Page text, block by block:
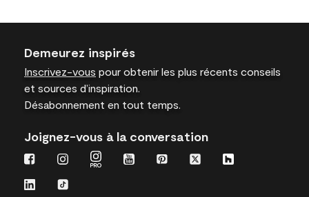
Demeurez inspirés
Inscrivez-vous pour obtenir les plus récents conseils
et sources d’inspiration.
Désabonnement en tout temps.
Joignez-vous à la conversation